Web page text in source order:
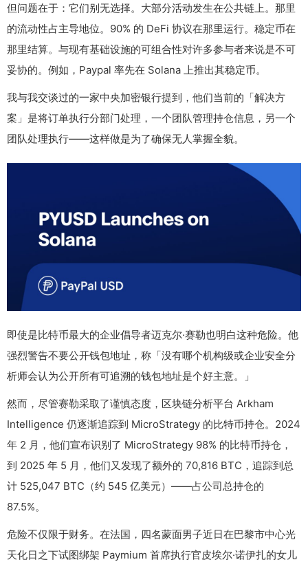
但问题在于：它们别无选择。大部分活动发生在公共链上。那里
的流动性占主导地位。90% 的 DeFi 协议在那里运行。稳定币在
那里结算。与现有基础设施的可组合性对许多参与者来说是不可
妥协的。例如，Paypal 率先在 Solana 上推出其稳定币。
我与我交谈过的一家中央加密银行提到，他们当前的「解决方
案」是将订单执行分部门处理，一个团队管理持仓信息，另一个
团队处理执行——这样做是为了确保无人掌握全貌。
即使是比特币最大的企业倡导者迈克尔·赛勒也明白这种危险。他
强烈警告不要公开钱包地址，称「没有哪个机构级或企业安全分
析师会认为公开所有可追溯的钱包地址是个好主意。」
然而，尽管赛勒采取了谨慎态度，区块链分析平台 Arkham
Intelligence 仍逐渐追踪到 MicroStrategy 的比特币持仓。2024
年 2 月，他们宣布识别了 MicroStrategy 98% 的比特币持仓，
到 2025 年 5 月，他们又发现了额外的 70,816 BTC，追踪到总
计 525,047 BTC（约 545 亿美元）——占公司总持仓的
87.5%。
危险不仅限于财务。在法国，四名蒙面男子近日在巴黎市中心光
天化日之下试图绑架 Paymium 首席执行官皮埃尔·诺伊扎的女儿